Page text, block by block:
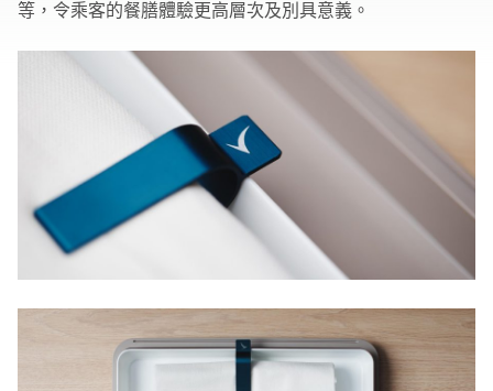
等，令乘客的餐膳體驗更高層次及別具意義。